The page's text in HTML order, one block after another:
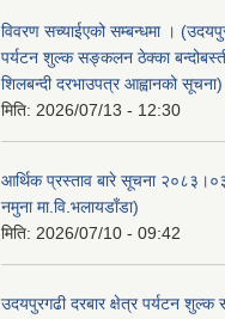
विवरण सच्याईएको सम्बन्धमा ।
पर्यटन शुल्क सङ्कलन ठेक्का
शिलबन्दी दरभाउपत्र आह्वानको सूचना)
मिति: 2026/07/13 - 12:30
आर्थिक प्रस्ताव बारे सूचना
नमुना मा.वि.भलायडाँडा)
मिति: 2026/07/10 - 09:42
उदयपुरगढी दरबार क्षेत्र पर्यटन